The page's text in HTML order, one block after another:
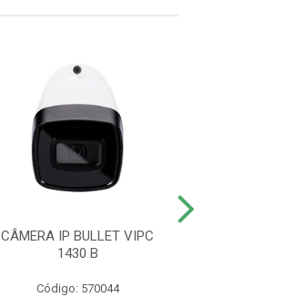
CÂMERA IP BULLET VIPC
1430 B
Código: 570044